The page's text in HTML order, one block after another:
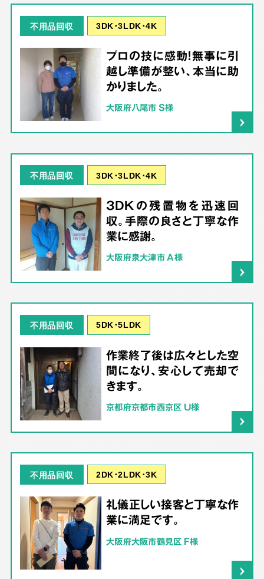
不用品回収 3DK･3LDK･4K
プロの技に感動！無事に引
越し準備が整い、本当に助
かりました。
大阪府八尾市 S様
不用品回収 3DK･3LDK･4K
3DKの残置物を迅速回
収。手際の良さと丁寧な作
業に感謝。
大阪府泉大津市 A様
不用品回収 5DK･5LDK
作業終了後は広々とした空
間になり、安心して売却で
きます。
京都府京都市西京区 U様
不用品回収 2DK･2LDK･3K
礼儀正しい接客と丁寧な作
業に満足です。
大阪府大阪市鶴見区 F様